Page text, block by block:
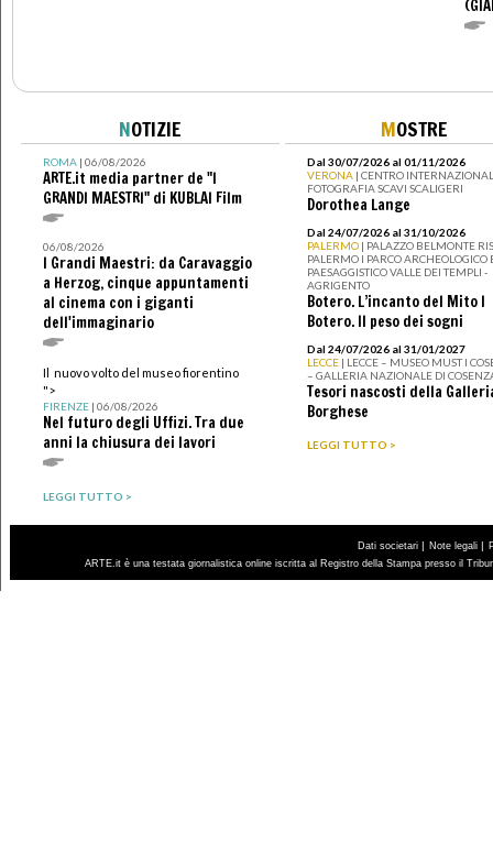
NOTIZIE
ROMA| 06/08/2026
ARTE.it media partner de "I
GRANDI MAESTRI" di KUBLAI Film
06/08/2026
I Grandi Maestri: da Caravaggio
a Herzog, cinque appuntamenti
al cinema con i giganti
dell'immaginario
Il nuovo volto del museo fiorentino
">
FIRENZE| 06/08/2026
Nel futuro degli Uffizi. Tra due
anni la chiusura dei lavori
LEGGI TUTTO >
MOSTRE
Dal 30/07/2026 al 01/11/2026
VERONA | CENTRO
FOTOGRAFIA SCAVI SCALIGERI
Dorothea Lange
Dal 24/07/2026 al 31/10/2026
PALERMO | PALAZZO BELMONTE
PALERMO I PARCO ARCHEOLOGICO
PAESAGGISTICO VALLE DEI TEMPLI -
AGRIGENTO
Botero. L’incanto del Mito I
Botero. Il peso dei sogni
Dal 24/07/2026 al 31/01/2027
LECCE | LECCE – MUSEO MUST I
– GALLERIA NAZIONALE DI
Tesori nascosti della
Borghese
LEGGI TUTTO >
Dati societari | Note legali |
ARTE.it è una testata giornalistica online iscritta al Registro della Stampa presso il